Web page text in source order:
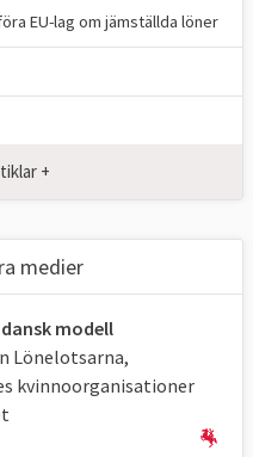
fördraget delad
att
där de inte har
frågan
att EU-länderna
i
gäller
ett
kring
det kommer till
har
EU-lag om jämställda löner
+
medier
modell
Lönelotsarna,
kvinnoorganisationer